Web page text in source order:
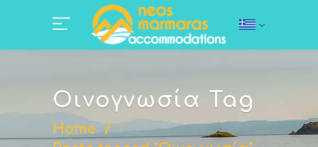
Οινογνωσία Tag
Home /